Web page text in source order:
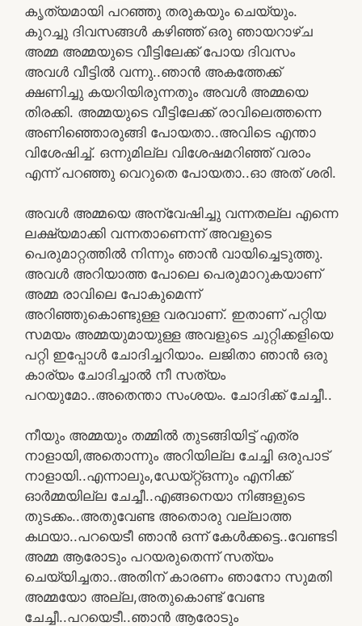
കൃത്യമായി പറഞ്ഞു തരുകയും ചെയ്യും.
കുറച്ചു ദിവസങ്ങൾ കഴിഞ്ഞ് ഒരു ഞായറാഴ്ച
അമ്മ അമ്മയുടെ വീട്ടിലേക്ക് പോയ ദിവസം
അവൾ വീട്ടിൽ വന്നു..ഞാൻ അകത്തേക്ക്
ക്ഷണിച്ചു കയറിയിരുന്നതും അവൾ അമ്മയെ
തിരക്കി. അമ്മയുടെ വീട്ടിലേക്ക് രാവിലെത്തന്നെ
അണിഞ്ഞൊരുങ്ങി പോയതാ..അവിടെ എന്താ
വിശേഷിച്ച്. ഒന്നുമില്ല വിശേഷമറിഞ്ഞ് വരാം
എന്ന് പറഞ്ഞു വെറുതെ പോയതാ..ഓ അത് ശരി.
അവൾ അമ്മയെ അന്വേഷിച്ചു വന്നതല്ല എന്നെ
ലക്ഷ്യമാക്കി വന്നതാണെന്ന് അവളുടെ
പെരുമാറ്റത്തിൽ നിന്നും ഞാൻ വായിച്ചെടുത്തു.
അവൾ അറിയാത്ത പോലെ പെരുമാറുകയാണ്
അമ്മ രാവിലെ പോകുമെന്ന്
അറിഞ്ഞുകൊണ്ടുള്ള വരവാണ്. ഇതാണ് പറ്റിയ
സമയം അമ്മയുമായുള്ള അവളുടെ ചുറ്റിക്കളിയെ
പറ്റി ഇപ്പോൾ ചോദിച്ചറിയാം. ലജിതാ ഞാൻ ഒരു
കാര്യം ചോദിച്ചാൽ നീ സത്യം
പറയുമോ..അതെന്താ സംശയം. ചോദിക്ക് ചേച്ചീ..
നീയും അമ്മയും തമ്മിൽ തുടങ്ങിയിട്ട് എത്ര
നാളായി,അതൊന്നും അറിയില്ല ചേച്ചി ഒരുപാട്
നാളായി..എന്നാലും,ഡേയ്റ്റ്ഒന്നും എനിക്ക്
ഓർമ്മയില്ല ചേച്ചീ..എങ്ങനെയാ നിങ്ങളുടെ
തുടക്കം..അതുവേണ്ട അതൊരു വല്ലാത്ത
കഥയാ..പറയെടീ ഞാൻ ഒന്ന് കേൾക്കട്ടെ..വേണ്ടടി
അമ്മ ആരോടും പറയരുതെന്ന് സത്യം
ചെയ്യിച്ചതാ..അതിന് കാരണം ഞാനോ സുമതി
അമ്മയോ അല്ല,അതുകൊണ്ട് വേണ്ട
ചേച്ചീ..പറയെടീ..ഞാൻ ആരോടും